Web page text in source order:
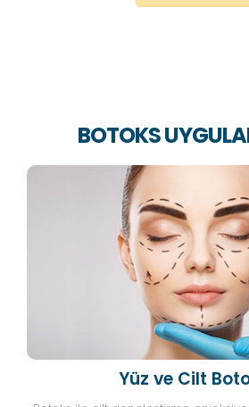
BOTOKS
Yüz ve Cilt